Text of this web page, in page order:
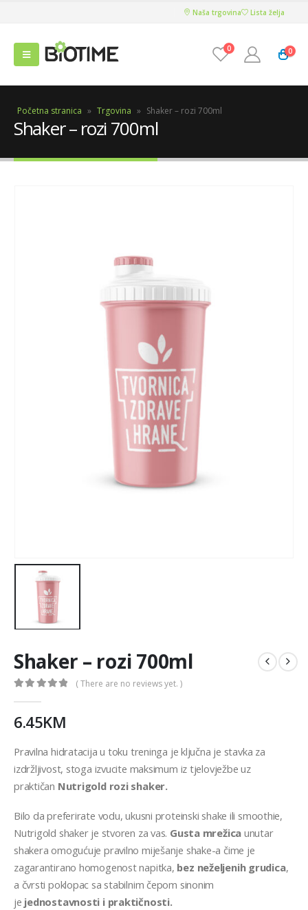
Naša trgovina Lista želja
0 0
Početna stranica » Trgovina » Shaker – rozi 700ml
Shaker – rozi 700ml
Shaker – rozi 700ml
( There are no reviews yet. )
6.45KM
Pravilna hidratacija u toku treninga je ključna je stavka za
izdržljivost, stoga izvucite maksimum iz tjelovježbe uz
praktičan Nutrigold rozi shaker.
Bilo da preferirate vodu, ukusni proteinski shake ili smoothie,
Nutrigold shaker je stvoren za vas. Gusta mrežica unutar
shakera omogućuje pravilno miješanje shake-a čime je
zagarantirano homogenost napitka, bez neželjenih grudica,
a čvrsti poklopac sa stabilnim čepom sinonim
je jednostavnosti i praktičnosti.